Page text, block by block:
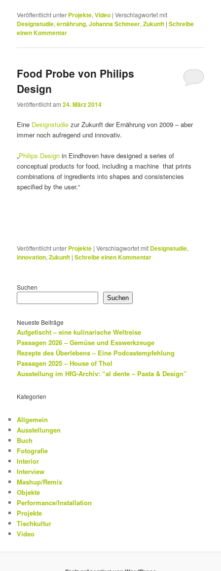
Veröffentlicht unter Projekte,Video |Verschlagwortet mit
Designstudie,ernährung,Johanna Schmeer,Zukunft |Schreibe
einen Kommentar
Food Probe von Philips
Design
Veröffentlicht am24. März 2014
Eine Designstudie zur Zukunft der Ernährung von 2009 – aber
immer noch aufregend und innovativ.
„Philips Design in Eindhoven have designed a series of
conceptual products for food, including a machine that prints
combinations of ingredients into shapes and consistencies
specified by the user.“
Veröffentlicht unter Projekte |Verschlagwortet mit Designstudie,
innovation,Zukunft |Schreibe einen Kommentar
Suchen
Suchen
Neueste Beiträge
Aufgetischt – eine kulinarische Weltreise
Passagen 2026 – Gemüse und Esswerkzeuge
Rezepte des Überlebens – Eine Podcastempfehlung
Passagen 2025 – House of Thol
Ausstellung im HfG-Archiv: “al dente – Pasta & Design”
Kategorien
Allgemein
Ausstellungen
Buch
Fotografie
Interior
Interview
Mashup/Remix
Objekte
Performance/Installation
Projekte
Tischkultur
Video